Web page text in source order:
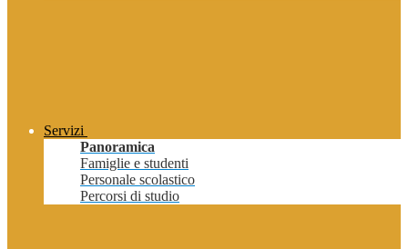
Servizi
Panoramica
Famiglie e studenti
Personale scolastico
Percorsi di studio